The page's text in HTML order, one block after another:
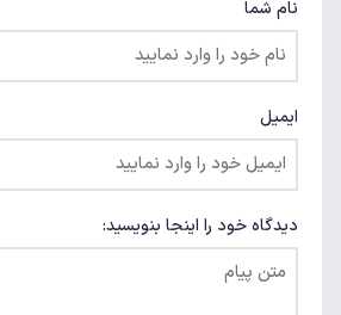
نام شما
ایمیل
دیدگاه خود را اینجا بنویسید: